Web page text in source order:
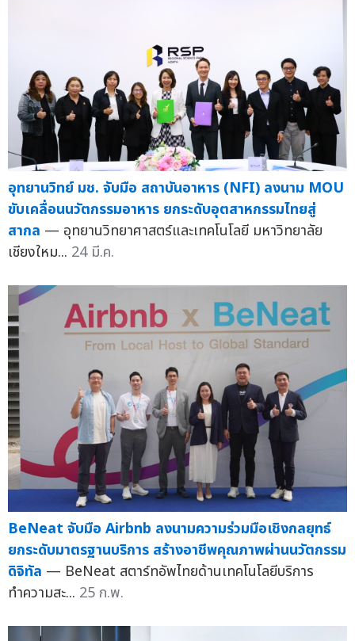
อุทยานวิทย์ มช. จับมือ สถาบันอาหาร (NFI) ลงนาม MOU
ขับเคลื่อนนวัตกรรมอาหาร ยกระดับอุตสาหกรรมไทยสู่
สากล — อุทยานวิทยาศาสตร์และเทคโนโลยี มหาวิทยาลัย
เชียงใหม... 24 มี.ค.
BeNeat จับมือ Airbnb ลงนามความร่วมมือเชิงกลยุทธ์
ยกระดับมาตรฐานบริการ สร้างอาชีพคุณภาพผ่านนวัตกรรม
ดิจิทัล — BeNeat สตาร์ทอัพไทยด้านเทคโนโลยีบริการ
ทำความสะ... 25 ก.พ.